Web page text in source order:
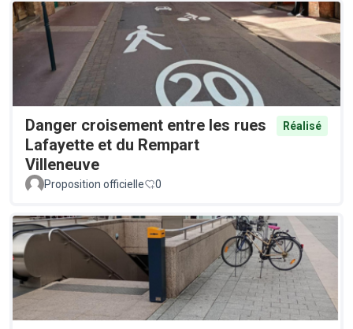
Danger croisement entre les rues
Lafayette et du Rempart
Villeneuve
Réalisé
Proposition officielle 0